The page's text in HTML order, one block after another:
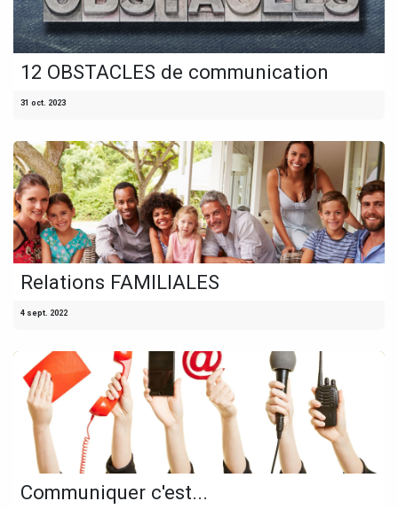
12 OBSTACLES de communication
31 oct. 2023
Relations FAMILIALES
4 sept. 2022
Communiquer c'est...